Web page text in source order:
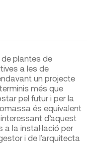
plantes de
a les de
un projecte
més que
pel futur i per la
és equivalent
d’aquest
a la instal·lació per
i de l’arquitecta